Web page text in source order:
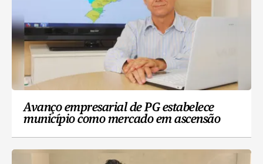
Avanço empresarial de PG estabelece
município como mercado em ascensão